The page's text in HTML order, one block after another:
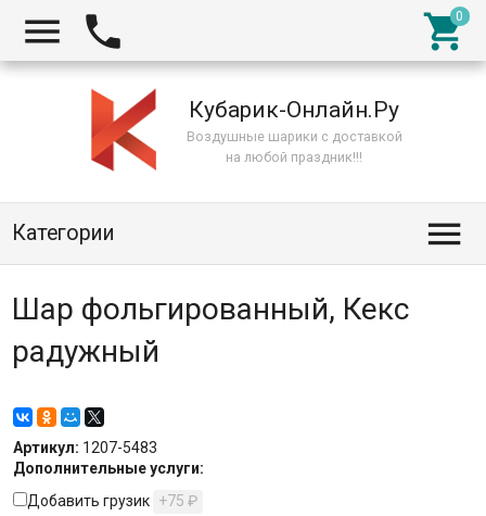
  
Кубарик-Онлайн.Ру
Воздушные шарики с доставкой
на любой праздник!!!
Категории 
Шар фольгированный, Кекс
радужный
Артикул: 1207-5483
Дополнительные услуги:
Добавить грузик +75 ₽